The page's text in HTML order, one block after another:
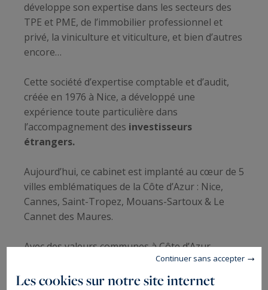
développe son expertise dans les secteurs des
TPE et PME, de l’immobilier professionnel et
privé, la viniculture et viticulture, et bien d’autres
encore…
Cette société d’expertise comptable et d’audit,
créée en 1976 à Nice, a développé une
expérience toute particulière dans
l’accompagnement des investisseurs
étrangers.
Aujourd’hui, ce cabinet est implanté au cœur de 5
villes emblématiques de la Côte d’Azur : Nice,
Cannes, Saint-Tropez, Mouans-Sartoux & Le
Cannet des Maures.
Avec des valeurs communes à Côte d’Azur
Sotheby’s International Realty – Humain,
Proximité, Réussite, Qualité,le Cabinet Ruff &
Les cookies sur notre site internet
Continuer sans accepter